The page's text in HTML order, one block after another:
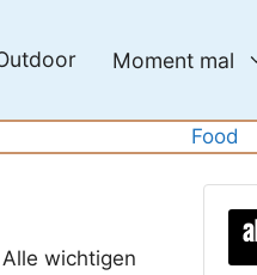
Moment mal
Food
wichtigen